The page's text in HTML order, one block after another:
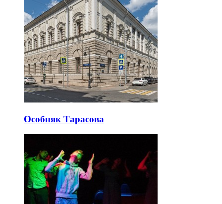
Особняк Тарасова